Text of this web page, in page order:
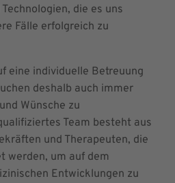
die es uns
Fälle erfolgreich zu
eine individuelle Betreuung
deshalb auch immer
Wünsche zu
Team besteht aus
und Therapeuten, die
werden, um auf dem
Entwicklungen zu